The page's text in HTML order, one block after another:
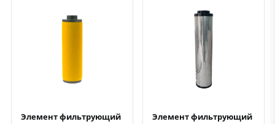
Элемент фильтрующий
Быстрый просмотр
Элемент фильтрующий